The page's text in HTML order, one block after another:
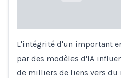
Loading...
L'intégrité d'un important
par des modèles d'IA
de milliers de liens vers